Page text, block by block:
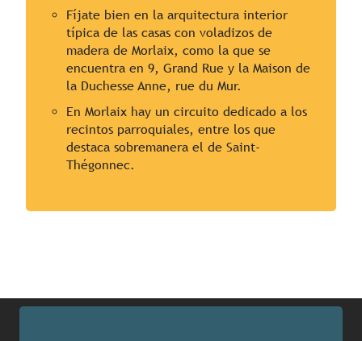
Fíjate bien en la arquitectura interior
típica de las casas con voladizos de
madera de Morlaix, como la que se
encuentra en 9, Grand Rue y la Maison de
la Duchesse Anne, rue du Mur.
En Morlaix hay un circuito dedicado a los
recintos parroquiales, entre los que
destaca sobremanera el de Saint-
Thégonnec.